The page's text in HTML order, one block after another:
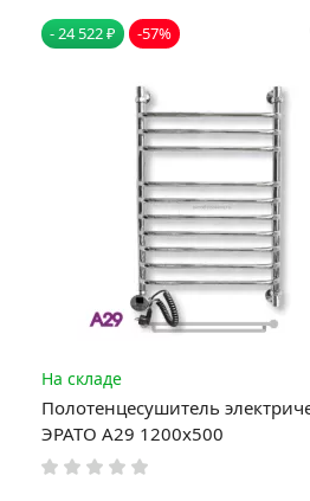
- 24 522 ₽ -57%
На складе
Полотенцесушитель
ЭРАТО А29 1200x500